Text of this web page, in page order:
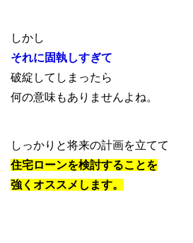
しかし
それに固執しすぎて
破綻してしまったら
何の意味もありませんよね。
しっかりと将来の計画を立てて
住宅ローンを検討することを
強くオススメします。